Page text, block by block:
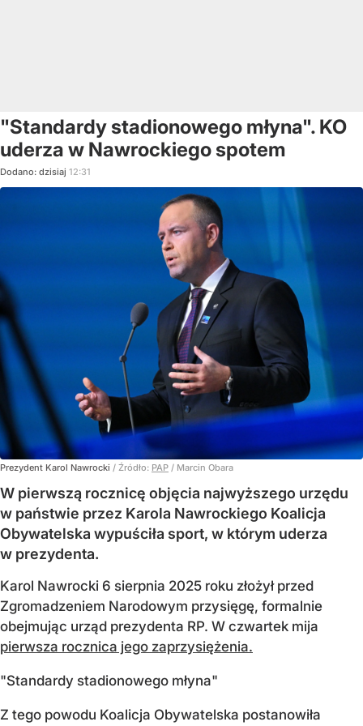
"Standardy stadionowego młyna". KO
uderza w Nawrockiego spotem
Dodano: dzisiaj 12:31
Prezydent Karol Nawrocki / Źródło: PAP / Marcin Obara
W pierwszą rocznicę objęcia najwyższego urzędu
w państwie przez Karola Nawrockiego Koalicja
Obywatelska wypuściła sport, w którym uderza
w prezydenta.
Karol Nawrocki 6 sierpnia 2025 roku złożył przed
Zgromadzeniem Narodowym przysięgę, formalnie
obejmując urząd prezydenta RP. W czwartek mija
pierwsza rocznica jego zaprzysiężenia.
"Standardy stadionowego młyna"
Z tego powodu Koalicja Obywatelska postanowiła